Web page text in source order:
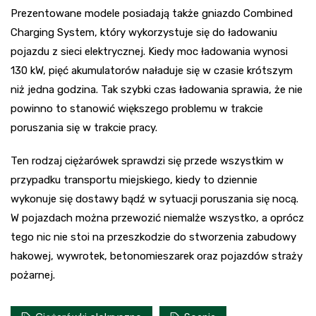
Prezentowane modele posiadają także gniazdo Combined
Charging System, który wykorzystuje się do ładowaniu
pojazdu z sieci elektrycznej. Kiedy moc ładowania wynosi
130 kW, pięć akumulatorów naładuje się w czasie krótszym
niż jedna godzina. Tak szybki czas ładowania sprawia, że nie
powinno to stanowić większego problemu w trakcie
poruszania się w trakcie pracy.
Ten rodzaj ciężarówek sprawdzi się przede wszystkim w
przypadku transportu miejskiego, kiedy to dziennie
wykonuje się dostawy bądź w sytuacji poruszania się nocą.
W pojazdach można przewozić niemalże wszystko, a oprócz
tego nic nie stoi na przeszkodzie do stworzenia zabudowy
hakowej, wywrotek, betonomieszarek oraz pojazdów straży
pożarnej.